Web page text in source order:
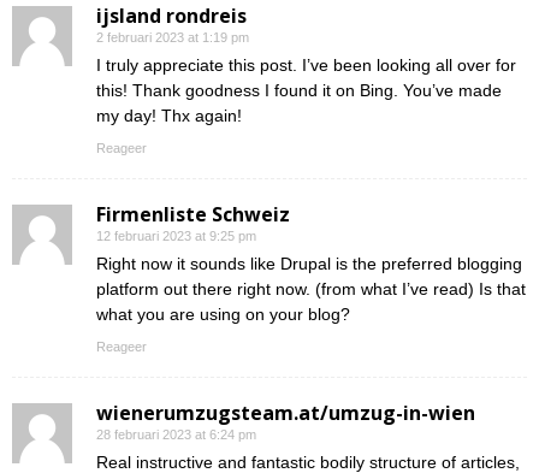
ijsland rondreis
2 februari 2023 at 1:19 pm
I truly appreciate this post. I’ve been looking all over for
this! Thank goodness I found it on Bing. You’ve made
my day! Thx again!
Reageer
Firmenliste Schweiz
12 februari 2023 at 9:25 pm
Right now it sounds like Drupal is the preferred blogging
platform out there right now. (from what I’ve read) Is that
what you are using on your blog?
Reageer
wienerumzugsteam.at/umzug-in-wien
28 februari 2023 at 6:24 pm
Real instructive and fantastic bodily structure of articles,